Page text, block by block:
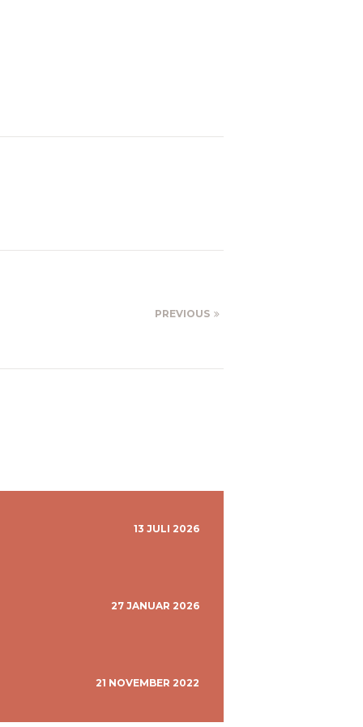
PREVIOUS
13 JULI 2026
27 JANUAR 2026
21 NOVEMBER 2022